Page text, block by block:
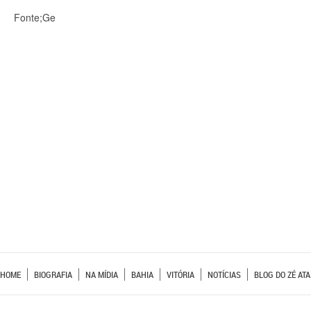
Fonte;Ge
HOME BIOGRAFIA NA MÍDIA BAHIA VITÓRIA NOTÍCIAS BLOG DO ZÉ